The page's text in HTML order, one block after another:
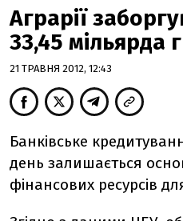
Аграрії
33,45 мільярда
21 ТРАВНЯ 2012, 12:43
Банківське
день залишається
фінансових ресурсів